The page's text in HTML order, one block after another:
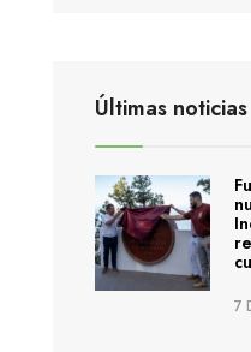
Últimas noticias
7